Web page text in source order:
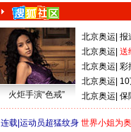
火炬手演“色戒”
北京奥运 报
北京奥运 送
北京奥运 彩
北京奥运
北京奥运 保
连载| 运动员超猛纹身 世界小姐为